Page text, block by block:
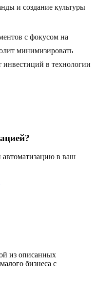
и создание культуры
с фокусом на
минимизировать
инвестиций в технологии
в ваш
из описанных
бизнеса с